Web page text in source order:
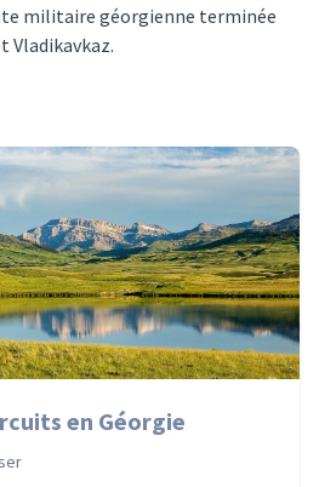
militaire géorgienne terminée
Vladikavkaz.
en Géorgie